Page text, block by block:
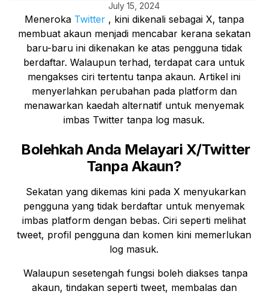
July 15, 2024
Meneroka Twitter, kini dikenali sebagai X, tanpa
membuat akaun menjadi mencabar kerana sekatan
baru-baru ini dikenakan ke atas pengguna tidak
berdaftar. Walaupun terhad, terdapat cara untuk
mengakses ciri tertentu tanpa akaun. Artikel ini
menyerlahkan perubahan pada platform dan
menawarkan kaedah alternatif untuk menyemak
imbas Twitter tanpa log masuk.
Bolehkah Anda Melayari X/Twitter
Tanpa Akaun?
Sekatan yang dikemas kini pada X menyukarkan
pengguna yang tidak berdaftar untuk menyemak
imbas platform dengan bebas. Ciri seperti melihat
tweet, profil pengguna dan komen kini memerlukan
log masuk.
Walaupun sesetengah fungsi boleh diakses tanpa
akaun, tindakan seperti tweet, membalas dan